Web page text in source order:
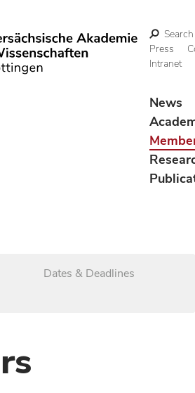
Search
Press
Intranet
News
Dates & Deadlines